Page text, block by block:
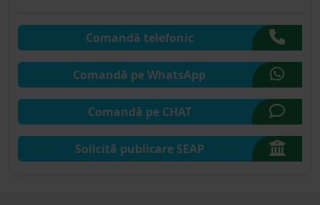
Comandă telefonic
Comandă pe WhatsApp
Comandă pe CHAT
Solicită publicare SEAP